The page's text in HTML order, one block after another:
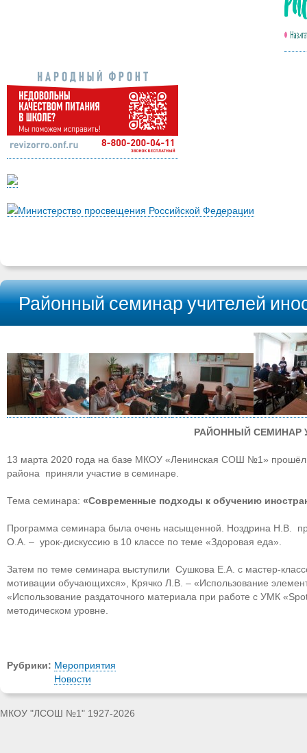
Министерство просвещения Российской Федерации
Районный семинар учителей
РАЙОННЫЙ СЕМИНАР
13 марта 2020 года на базе МКОУ «Ленинская СОШ №1» прошёл
района приняли участие в семинаре.
Тема семинара: «Современные подходы к обучению
Программа семинара была очень насыщенной. Ноздрина Н.В.
О.А. – урок-дискуссию в 10 классе по теме «Здоровая еда».
Затем по теме семинара выступили Сушкова Е.А. с мастер-
мотивации обучающихся», Крячко Л.В. – «Использование
«Использование раздаточного материала при работе с УМК
методическом уровне.
Рубрики: Мероприятия
Новости
МКОУ "ЛСОШ №1" 1927-2026